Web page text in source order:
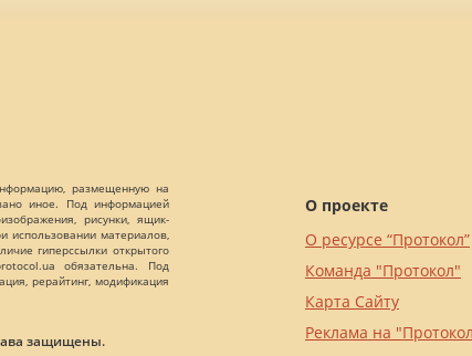
размещенную на
иное. Под информацией
рисунки, ящик-
использовании материалов,
гиперссылки открытого
обязательна. Под
рерайтинг, модификация
защищены.
О проекте
О ресурсе “Протокол”
Команда "Протокол"
Карта Сайту
Реклама на